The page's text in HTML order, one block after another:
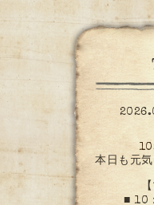
本日も元
■ 10